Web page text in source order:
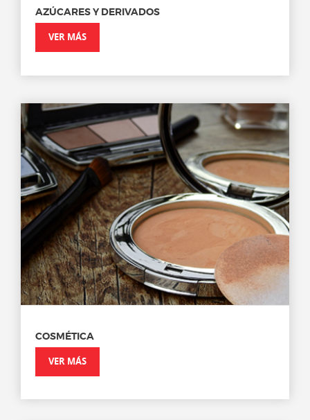
AZÚCARES Y DERIVADOS
VER MÁS
COSMÉTICA
VER MÁS